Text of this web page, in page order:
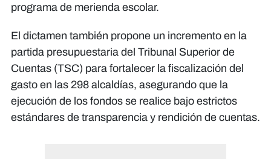
programa de merienda escolar.
El dictamen también propone un incremento en la
partida presupuestaria del Tribunal Superior de
Cuentas (TSC) para fortalecer la fiscalización del
gasto en las 298 alcaldías, asegurando que la
ejecución de los fondos se realice bajo estrictos
estándares de transparencia y rendición de cuentas.